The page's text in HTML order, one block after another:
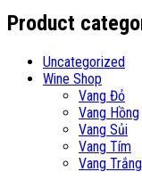
Product
Uncategorized
Wine Shop
Vang Đỏ
Vang Hồng
Vang Sủi
Vang Tím
Vang Trắng